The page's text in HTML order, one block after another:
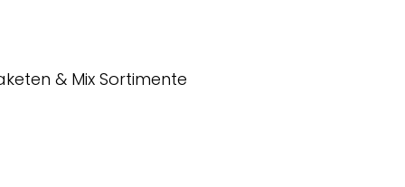
& Mix Sortimente